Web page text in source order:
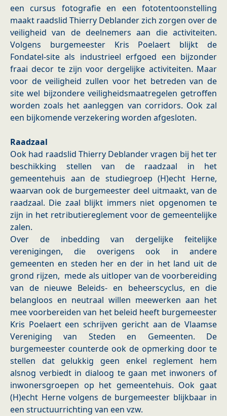
een cursus fotografie en een fototentoonstelling
maakt raadslid Thierry Deblander zich zorgen over de
veiligheid van de deelnemers aan die activiteiten.
Volgens burgemeester Kris Poelaert blijkt de
Fondatel-site als industrieel erfgoed een bijzonder
fraai decor te zijn voor dergelijke activiteiten. Maar
voor de veiligheid zullen voor het betreden van de
site wel bijzondere veiligheidsmaatregelen getroffen
worden zoals het aanleggen van corridors. Ook zal
een bijkomende verzekering worden afgesloten.
Raadzaal
Ook had raadslid Thierry Deblander vragen bij het ter
beschikking stellen van de raadzaal in het
gemeentehuis aan de studiegroep (H)echt Herne,
waarvan ook de burgemeester deel uitmaakt, van de
raadzaal. Die zaal blijkt immers niet opgenomen te
zijn in het retributiereglement voor de gemeentelijke
zalen.
Over de inbedding van dergelijke feitelijke
verenigingen, die overigens ook in andere
gemeenten en steden her en der in het land uit de
grond rijzen, mede als uitloper van de voorbereiding
van de nieuwe Beleids- en beheerscyclus, en die
belangloos en neutraal willen meewerken aan het
mee voorbereiden van het beleid heeft burgemeester
Kris Poelaert een schrijven gericht aan de Vlaamse
Vereniging van Steden en Gemeenten. De
burgemeester counterde ook de opmerking door te
stellen dat gelukkig geen enkel reglement hem
alsnog verbiedt in dialoog te gaan met inwoners of
inwonersgroepen op het gemeentehuis. Ook gaat
(H)echt Herne volgens de burgemeester blijkbaar in
een structuurrichting van een vzw.